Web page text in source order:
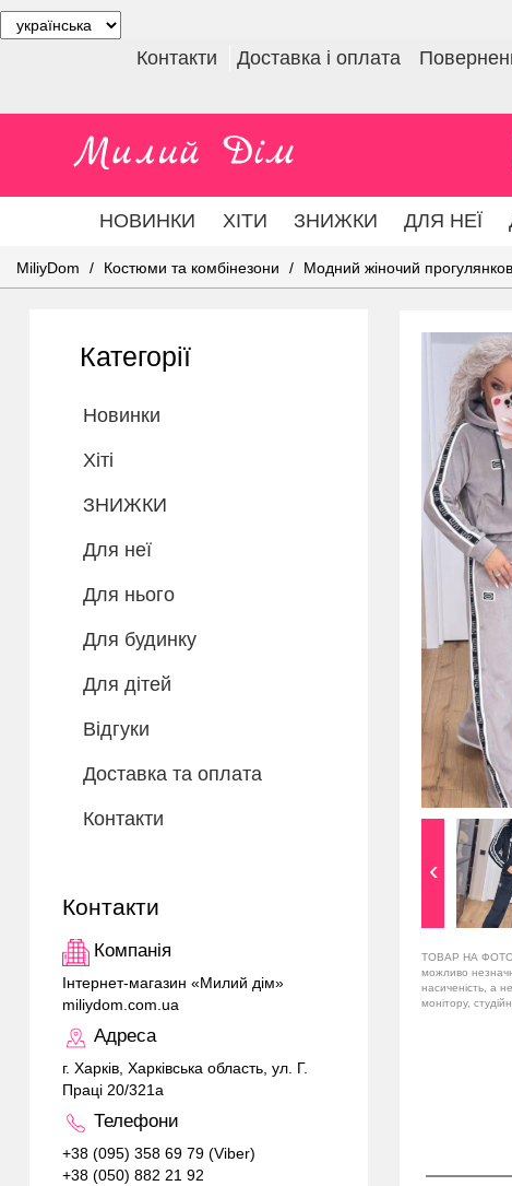
Контакти Доставка і оплата
НОВИНКИ ХІТИ ЗНИЖКИ ДЛЯ НЕЇ
MiliyDom Костюми та комбінезони Модний жіночий
Категорії
Новинки
Хіті
ЗНИЖКИ
Для неї
Для нього
Для будинку
Для дітей
Відгуки
Доставка та оплата
Контакти
Контакти
Компанія
Інтернет-магазин «Милий дім»
miliydom.com.ua
Адреса
г. Харків, Харківська область, ул. Г.
Праці 20/321а
Телефони
+38 (095) 358 69 79 (Viber)
+38 (050) 882 21 92
ТОВАР НА ФОТО
можливо
насиченість, а
монітору,